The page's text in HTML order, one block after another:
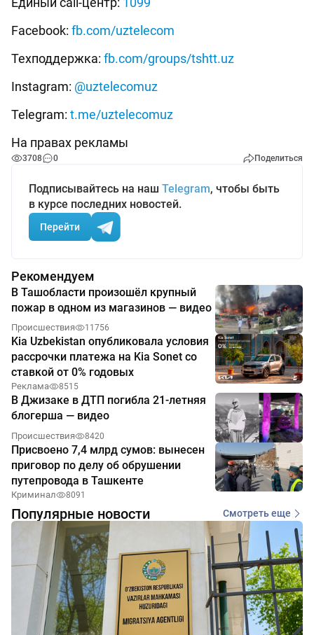
Facebook: fb.com/uztelecom
Техподдержка: fb.com/groups/tshtt.uz
Instagram: @uztelecomuz
Telegram: t.me/uztelecomuz
На правах рекламы
3708 0 Поделиться
Подписывайтесь на наш Telegram, чтобы быть
в курсе последних новостей.
Перейти
Рекомендуем
В Ташобласти произошёл крупный
пожар в одном из магазинов — видео
Происшествия 11756
Kia Uzbekistan опубликовала условия
рассрочки платежа на Kia Sonet со
ставкой от 0% годовых
Реклама 8515
В Джизаке в ДТП погибла 21-летняя
блогерша — видео
Происшествия 8420
Присвоено 7,4 млрд сумов: вынесен
приговор по делу об обрушении
путепровода в Ташкенте
Криминал 8091
Популярные новости Смотреть еще